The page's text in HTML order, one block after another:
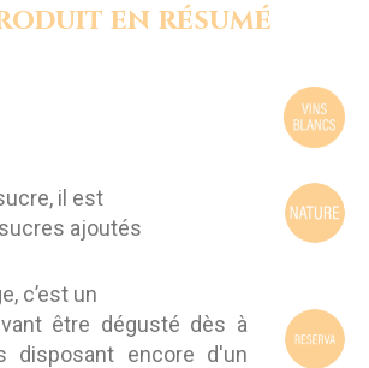
en résumé
il est
ajoutés
c’est un
être dégusté dès à
disposant encore d'un